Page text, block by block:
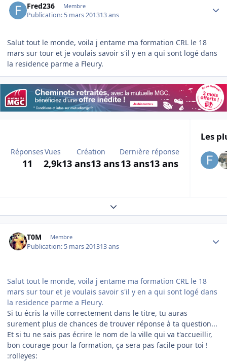
Fred236 Membre
Publication: 5 mars 201313 ans
Salut tout le monde, voila j entame ma formation CRL le 18
mars sur tour et je voulais savoir s'il y en a qui sont logé dans
la residence parme a Fleury.
Réponses
11
Vues
2,9k
Création
13 ans13 ans
Dernière réponse
13 ans13 ans
Les
Expand topic overview
T0M Membre
Publication: 5 mars 201313 ans
Salut tout le monde, voila j entame ma formation CRL le 18
mars sur tour et je voulais savoir s'il y en a qui sont logé dans
la residence parme a Fleury.
Si tu écris la ville correctement dans le titre, tu auras
surement plus de chances de trouver réponse à ta question...
Et si tu ne sais pas écrire le nom de la ville qui va t'accueillir,
bon courage pour la formation, ça sera pas facile pour toi !
:rolleyes: